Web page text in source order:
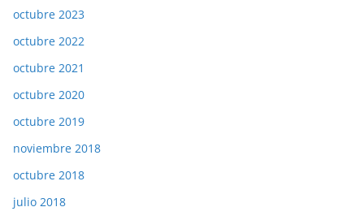
octubre 2023
octubre 2022
octubre 2021
octubre 2020
octubre 2019
noviembre 2018
octubre 2018
julio 2018